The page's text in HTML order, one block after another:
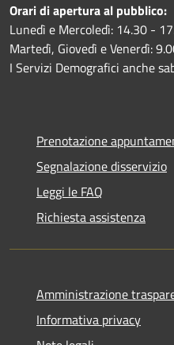
Orari di apertura al pubblico:
Lunedì e Mercoledì: 14.30 -
Martedì, Giovedì e Venerdì:
I Servizi Demografici anche
Prenotazione
Segnalazione disservizio
Leggi le FAQ
Richiesta assistenza
Amministrazione
Informativa privacy